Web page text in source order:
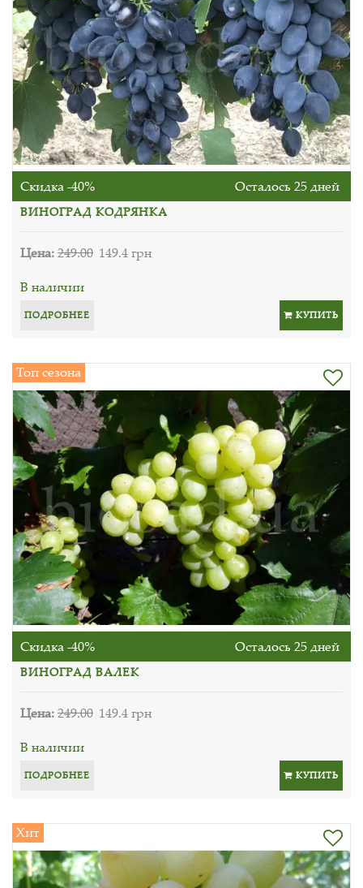
Скидка -40% Осталось 25 дней
ВИНОГРАД КОДРЯНКА
Цена:249.00 149.4 грн
В наличии
ПОДРОБНЕЕ КУПИТЬ
Топ сезона
Скидка -40% Осталось 25 дней
ВИНОГРАД ВАЛЕК
Цена:249.00 149.4 грн
В наличии
ПОДРОБНЕЕ КУПИТЬ
Хит